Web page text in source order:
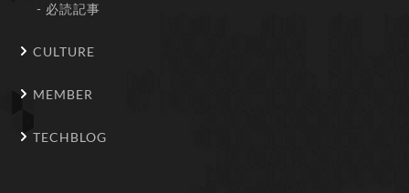
必読記事
CULTURE
MEMBER
TECHBLOG